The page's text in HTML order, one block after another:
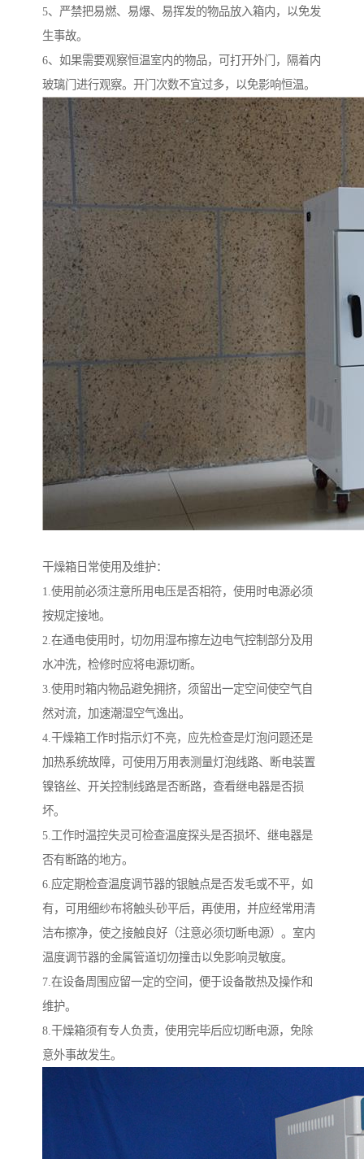
5、严禁把易燃、易爆、易挥发的物品放入箱内，以免发
生事故。
6、如果需要观察恒温室内的物品，可打开外门，隔着内
玻璃门进行观察。开门次数不宜过多，以免影响恒温。
干燥箱日常使用及维护：
1.使用前必须注意所用电压是否相符，使用时电源必须
按规定接地。
2.在通电使用时，切勿用湿布擦左边电气控制部分及用
水冲洗，检修时应将电源切断。
3.使用时箱内物品避免拥挤，须留出一定空间使空气自
然对流，加速潮湿空气逸出。
4.干燥箱工作时指示灯不亮，应先检查是灯泡问题还是
加热系统故障，可使用万用表测量灯泡线路、断电装置
镍铬丝、开关控制线路是否断路，查看继电器是否损
坏。
5.工作时温控失灵可检查温度探头是否损坏、继电器是
否有断路的地方。
6.应定期检查温度调节器的银触点是否发毛或不平，如
有，可用细纱布将触头砂平后，再使用，并应经常用清
洁布擦净，使之接触良好（注意必须切断电源）。室内
温度调节器的金属管道切勿撞击以免影响灵敏度。
7.在设备周围应留一定的空间，便于设备散热及操作和
维护。
8.干燥箱须有专人负责，使用完毕后应切断电源，免除
意外事故发生。